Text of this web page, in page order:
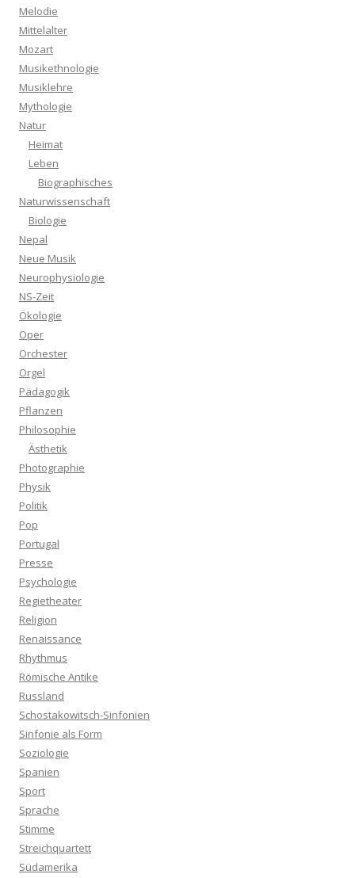
Melodie
Mittelalter
Mozart
Musikethnologie
Musiklehre
Mythologie
Natur
Heimat
Leben
Biographisches
Naturwissenschaft
Biologie
Nepal
Neue Musik
Neurophysiologie
NS-Zeit
Ökologie
Oper
Orchester
Orgel
Pädagogik
Pflanzen
Philosophie
Ästhetik
Photographie
Physik
Politik
Pop
Portugal
Presse
Psychologie
Regietheater
Religion
Renaissance
Rhythmus
Römische Antike
Russland
Schostakowitsch-Sinfonien
Sinfonie als Form
Soziologie
Spanien
Sport
Sprache
Stimme
Streichquartett
Südamerika